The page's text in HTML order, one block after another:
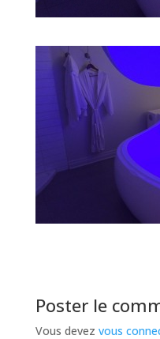
Poster le
Vous devez vous